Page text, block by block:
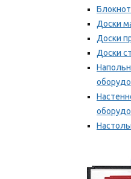
Доски
Доски
Доски
Мы